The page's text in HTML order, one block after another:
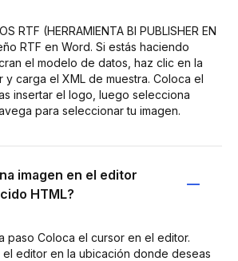
RTF (HERRAMIENTA BI PUBLISHER EN
RTF en Word. Si estás haciendo
el modelo de datos, haz clic en la
y carga el XML de muestra. Coloca el
insertar el logo, luego selecciona
para seleccionar tu imagen.
imagen en el editor
HTML?
paso Coloca el cursor en el editor.
editor en la ubicación donde deseas